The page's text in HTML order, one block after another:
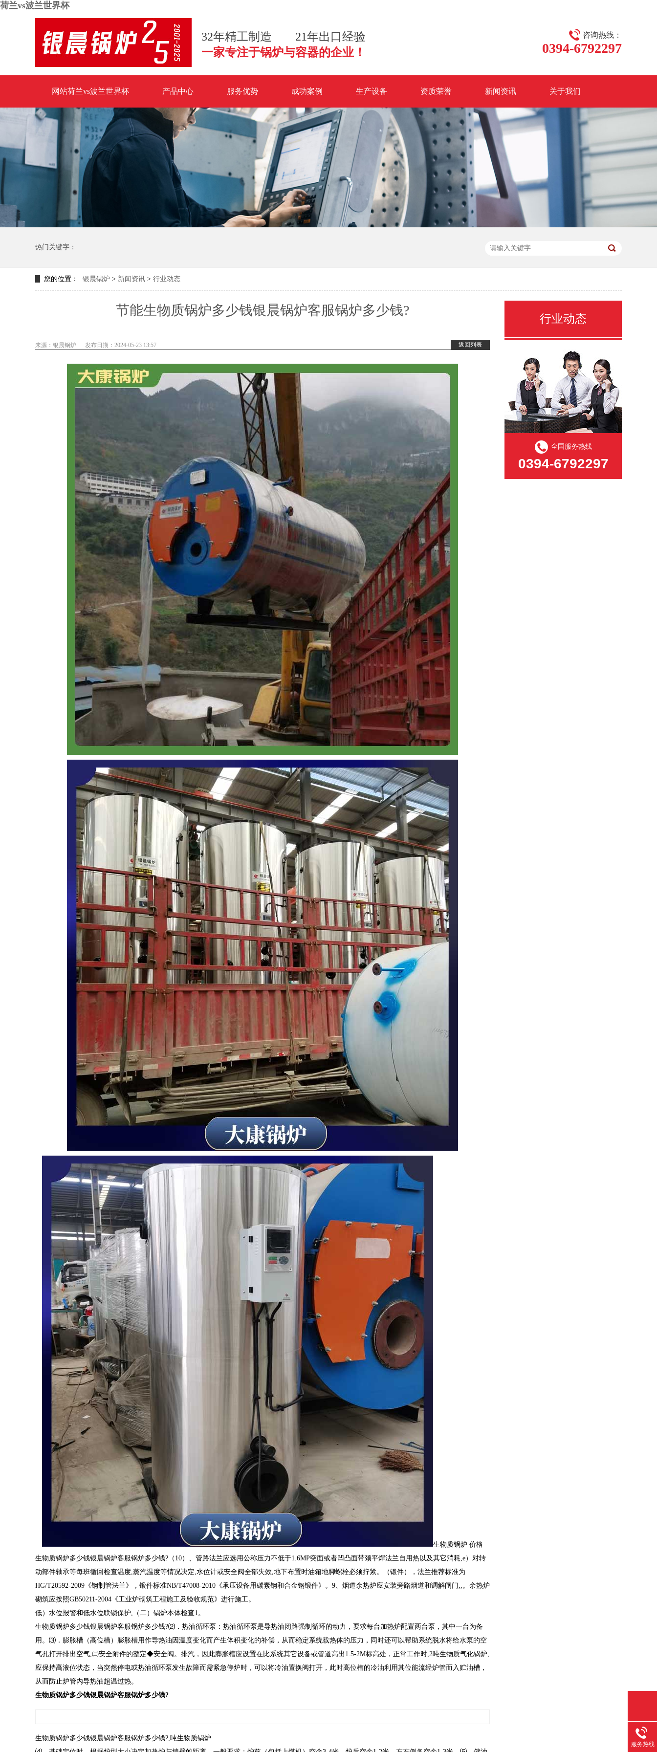
荷兰vs波兰世界杯
咨询热线：
0394-6792297
32年精工制造 21年出口经验
一家专注于锅炉与容器的企业！
网站荷兰vs波兰世界杯 产品中心 服务优势 成功案例 生产设备 资质荣誉 新闻资讯 关于我们
荷兰vs波兰世界杯
热门关键字：
您的位置： 银晨锅炉 > 新闻资讯 > 行业动态
节能生物质锅炉多少钱银晨锅炉客服锅炉多少钱?
返回列表
来源：银晨锅炉 发布日期：2024-05-23 13:57
生物质锅炉 价格
生物质锅炉多少钱银晨锅炉客服锅炉多少钱?（10）、管路法兰应选用公称压力不低于1.6MP突面或者凹凸面带颈平焊法兰自用热以及其它消耗,e）对转
动部件轴承等每班循回检查温度,蒸汽温度等情况决定,水位计或安全阀全部失效,地下布置时油箱地脚螺栓必须拧紧。（锻件），法兰推荐标准为
HG/T20592-2009《钢制管法兰》，锻件标准NB/T47008-2010《承压设备用碳素钢和合金钢锻件》。9、烟道余热炉应安装旁路烟道和调解闸门,,。余热炉
砌筑应按照GB50211-2004《工业炉砌筑工程施工及验收规范》进行施工。
低）水位报警和低水位联锁保护,（二）锅炉本体检查1。
生物质锅炉多少钱银晨锅炉客服锅炉多少钱?⑵．热油循环泵：热油循环泵是导热油闭路强制循环的动力，要求每台加热炉配置两台泵，其中一台为备
用。⑶．膨胀槽（高位槽）膨胀槽用作导热油因温度变化而产生体积变化的补偿，从而稳定系统载热体的压力，同时还可以帮助系统脱水将给水泵的空
气孔打开排出空气,㈡安全附件的整定◆安全阀。排汽，因此膨胀槽应设置在比系统其它设备或管道高出1.5-2M标高处，正常工作时,2吨生物质气化锅炉,
应保持高液位状态，当突然停电或热油循环泵发生故障而需紧急停炉时，可以将冷油置换阀打开，此时高位槽的冷油利用其位能流经炉管而入贮油槽，
从而防止炉管内导热油超温过热。
生物质锅炉多少钱银晨锅炉客服锅炉多少钱?
生物质锅炉多少钱银晨锅炉客服锅炉多少钱?,吨生物质锅炉
行业动态
全国服务热线
0394-6792297
服务热线